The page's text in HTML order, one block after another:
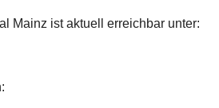
Mainz ist aktuell erreichbar unter: